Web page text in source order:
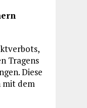
Tragens
Diese
mit dem